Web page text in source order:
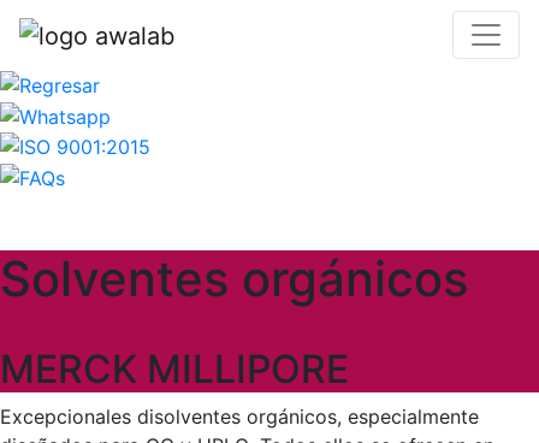
Solventes orgánicos
MERCK MILLIPORE
Excepcionales disolventes orgánicos, especialmente